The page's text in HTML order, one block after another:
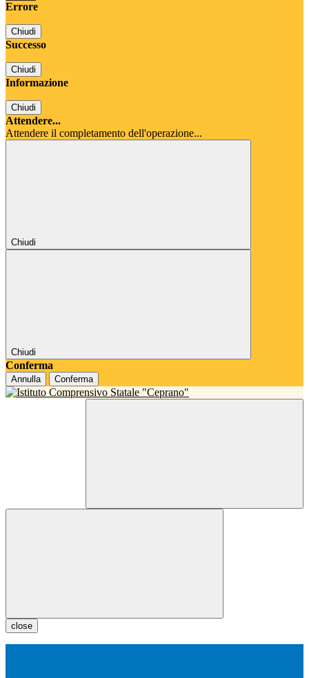
Errore
Chiudi
Successo
Chiudi
Informazione
Chiudi
Attendere...
Attendere il completamento dell'operazione...
Chiudi
Chiudi
Conferma
Annulla Conferma
close